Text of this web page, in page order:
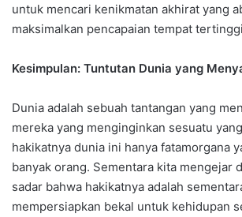
untuk mencari kenikmatan akhirat yang
maksimalkan pencapaian tempat
Kesimpulan: Tuntutan Dunia yang
Dunia adalah sebuah tantangan yang
mereka yang menginginkan sesuatu
hakikatnya dunia ini hanya fatamorgana
banyak orang. Sementara kita mengejar
sadar bahwa hakikatnya adalah
mempersiapkan bekal untuk kehidupan